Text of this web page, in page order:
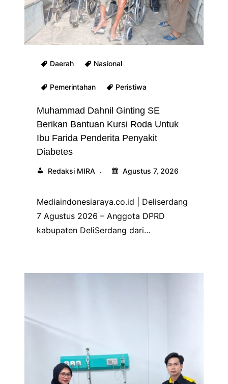
Daerah Nasional
Pemerintahan Peristiwa
Muhammad Dahnil Ginting SE
Berikan Bantuan Kursi Roda Untuk
Ibu Farida Penderita Penyakit
Diabetes
Redaksi MIRA Agustus 7, 2026
Mediaindonesiaraya.co.id | Deliserdang
7 Agustus 2026 – Anggota DPRD
kabupaten DeliSerdang dari…